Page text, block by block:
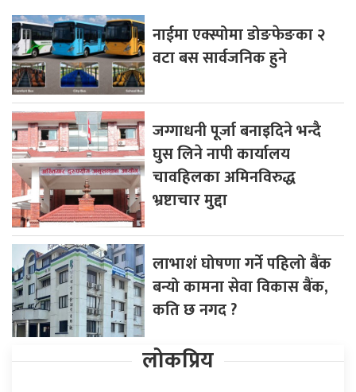
नाईमा एक्स्पोमा डोङफेङका २
वटा बस सार्वजनिक हुने
जग्गाधनी पूर्जा बनाइदिने भन्दै
घुस लिने नापी कार्यालय
चावहिलका अमिनविरुद्ध
भ्रष्टाचार मुद्दा
लाभाशं घोषणा गर्ने पहिलो बैंक
बन्यो कामना सेवा विकास बैंक,
कति छ नगद ?
लोकप्रिय